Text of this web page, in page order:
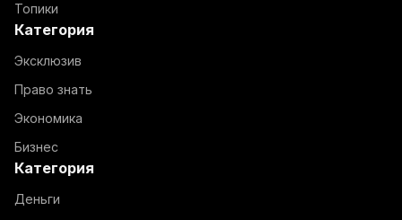
Топики
Категория
Эксклюзив
Право знать
Экономика
Бизнес
Категория
Деньги